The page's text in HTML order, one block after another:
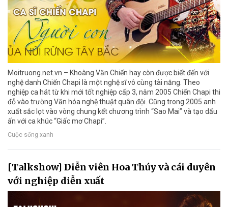
Moitruong.net.vn – Khoàng Văn Chiến hay còn được biết đến với
nghệ danh Chiến Chapi là một nghệ sĩ vô cùng tài năng. Theo
nghiệp ca hát từ khi mới tốt nghiệp cấp 3, năm 2005 Chiến Chapi thi
đỗ vào trường Văn hóa nghệ thuật quân đội. Cũng trong 2005 anh
xuất sắc lọt vào vòng chung kết chương trình “Sao Mai” và tạo dấu
ấn với ca khúc “Giấc mơ Chapi”.
Cuộc sống xanh
[Talkshow] Diễn viên Hoa Thúy và cái duyên
với nghiệp diễn xuất